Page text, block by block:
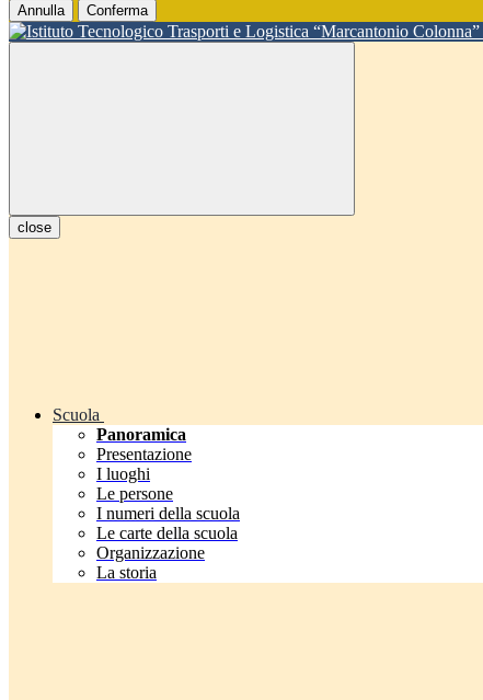
Annulla Conferma
close
Scuola
Panoramica
Presentazione
I luoghi
Le persone
I numeri della scuola
Le carte della scuola
Organizzazione
La storia